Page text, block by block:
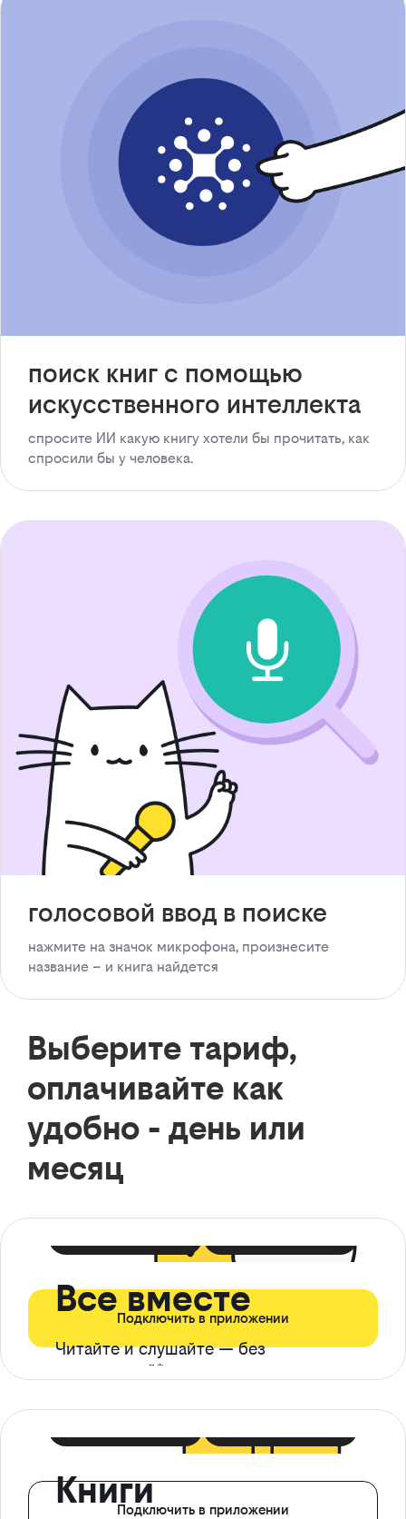
поиск книг с помощью
искусственного интеллекта
спросите ИИ какую книгу хотели бы прочитать, как
спросили бы у человека.
голосовой ввод в поиске
нажмите на значок микрофона, произнесите
название – и книга найдется
Выберите тариф,
оплачивайте как
удобно - день или
месяц
Все вместе
Читайте и слушайте — без
ограничений*
Подключить в приложении
КнигиПодключить в приложении